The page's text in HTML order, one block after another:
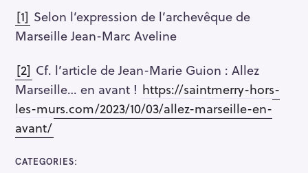
[1] Selon l’expression de l’archevêque de
Marseille Jean-Marc Aveline
[2] Cf. l’article de Jean-Marie Guion : Allez
Marseille… en avant ! https://saintmerry-hors-
les-murs.com/2023/10/03/allez-marseille-en-
avant/
CATEGORIES